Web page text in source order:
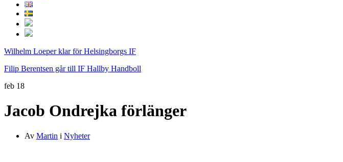
Wilhelm Loeper klar för Helsingborgs IF
Filip Berentsen går till IF Hallby Handboll
feb 18
Jacob Ondrejka förlänger
Av Martin i Nyheter